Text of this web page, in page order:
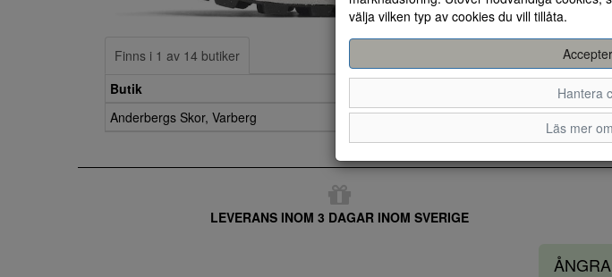
Finns i 1 av 14 butiker
Butik
36,5
Anderbergs Skor, Varberg
LEVERANS INOM 3 DAGAR INOM SVERIGE
välja vilken typ av cookies du vill tillåta.
Hantera
Läs mer